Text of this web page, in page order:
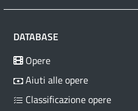
DATABASE
Opere
Aiuti alle opere
Classificazione opere